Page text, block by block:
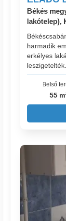
Békés
lakótelep),
harmadik
erkélyes
Belső
55